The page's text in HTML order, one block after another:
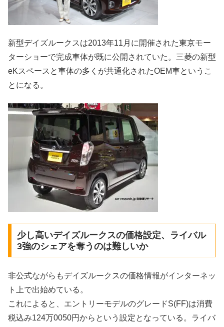
新型デイズルークスは2013年11月に開催された東京モー
ターショーで完成車体が既に公開されていた。三菱の新型
eKスペースと車体の多くが共通化されたOEM車というこ
とになる。
少し高いデイズルークスの価格設定、ライバル
3強のシェアを奪うのは難しいか
非公式ながらもデイズルークスの価格情報がインターネッ
ト上で出始めている。
これによると、エントリーモデルのグレードS(FF)は消費
税込み124万0050円からという設定となっている。ライバ